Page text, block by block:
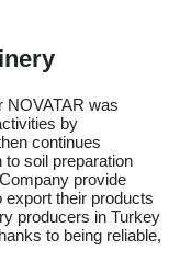
NOVATAR was
by
continues
to soil preparation
provide
their products
producers in Turkey
to being reliable,